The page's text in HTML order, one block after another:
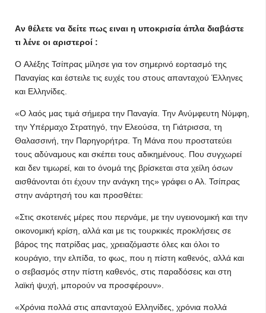
Aν θέλετε να δείτε πως ειναι η υποκρισία άπλα διαβάστε
τι λένε οι αριστεροί :
O Αλέξης Τσίπρας μίλησε για τον σημερινό εορτασμό της
Παναγίας και έστειλε τις ευχές του στους απανταχού Έλληνες
και Ελληνίδες.
«Ο λαός μας τιμά σήμερα την Παναγία. Την Aνύμφευτη Nύμφη,
την Υπέρμαχο Στρατηγό, την Ελεούσα, τη Γιάτρισσα, τη
Θαλασσινή, την Παρηγορήτρα. Τη Μάνα που προστατεύει
τους αδύναμους και σκέπει τους αδικημένους. Που συγχωρεί
και δεν τιμωρεί, και το όνομά της βρίσκεται στα χείλη όσων
αισθάνονται ότι έχουν την ανάγκη της» γράφει ο Αλ. Τσίπρας
στην ανάρτησή του και προσθέτει:
«Στις σκοτεινές μέρες που περνάμε, με την υγειονομική και την
οικονομική κρίση, αλλά και με τις τουρκικές προκλήσεις σε
βάρος της πατρίδας μας, χρειαζόμαστε όλες και όλοι το
κουράγιο, την ελπίδα, το φως, που η πίστη καθενός, αλλά και
ο σεβασμός στην πίστη καθενός, στις παραδόσεις και στη
λαϊκή ψυχή, μπορούν να προσφέρουν».
«Χρόνια πολλά στις απανταχού Ελληνίδες, χρόνια πολλά